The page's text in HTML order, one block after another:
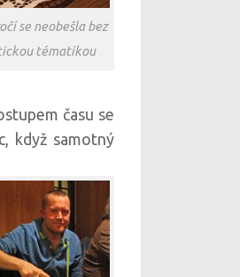
se neobešla bez
tématikou
času se
když samotný